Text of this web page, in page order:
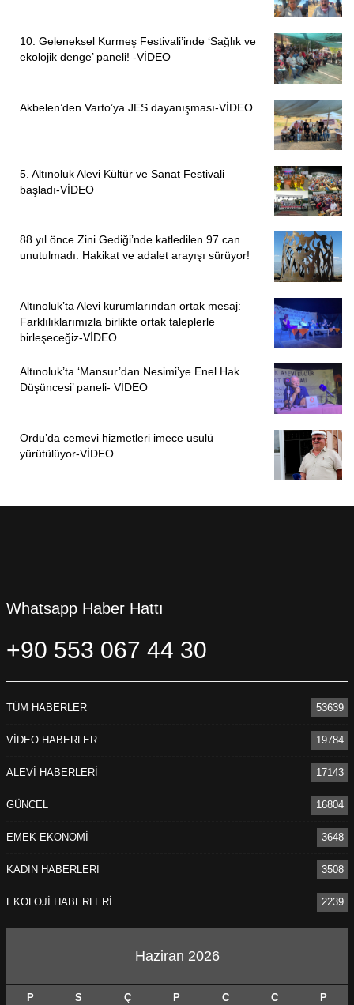
10. Geleneksel Kurmeş Festivali’inde ‘Sağlık ve
ekolojik denge’ paneli! -VİDEO
Akbelen’den Varto’ya JES dayanışması-VİDEO
5. Altınoluk Alevi Kültür ve Sanat Festivali
başladı-VİDEO
88 yıl önce Zini Gediği’nde katledilen 97 can
unutulmadı: Hakikat ve adalet arayışı sürüyor!
Altınoluk’ta Alevi kurumlarından ortak mesaj:
Farklılıklarımızla birlikte ortak taleplerle
birleşeceğiz-VİDEO
Altınoluk’ta ‘Mansur’dan Nesimi’ye Enel Hak
Düşüncesi’ paneli- VİDEO
Ordu’da cemevi hizmetleri imece usulü
yürütülüyor-VİDEO
Whatsapp Haber Hattı
+90 553 067 44 30
TÜM HABERLER 53639
VİDEO HABERLER 19784
ALEVİ HABERLERİ 17143
GÜNCEL 16804
EMEK-EKONOMİ 3648
KADIN HABERLERİ 3508
EKOLOJİ HABERLERİ 2239
Haziran 2026
P S Ç P C C P